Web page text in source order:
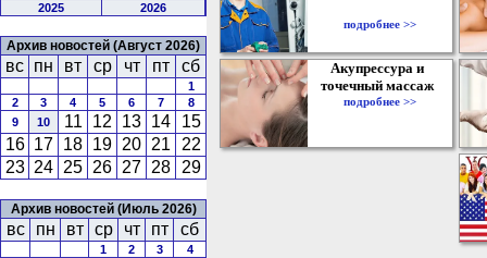
2025 2026
Архив новостей (Август 2026)
вс пн вт ср чт пт сб
1
2
3 4 5 6 7
8
9
10 11 12 13 14
15
16 17 18 19 20 21
22
23 24 25 26 27 28 29
Архив новостей (Июль 2026)
вс пн вт ср чт пт сб
1 2 3
4
подробнее >>
Акупрессура и
точечный массаж
подробнее >>